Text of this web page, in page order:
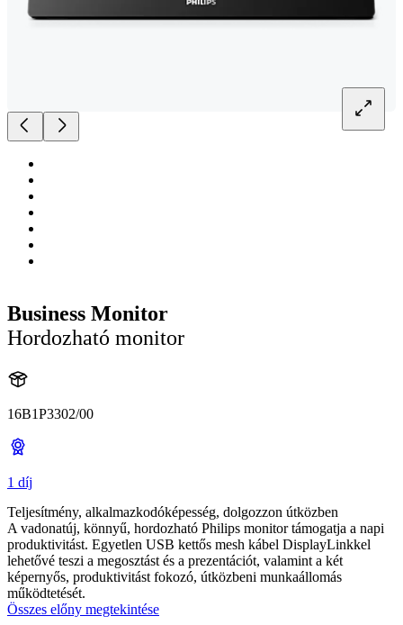
Business Monitor
Hordozható monitor
16B1P3302/00
1 díj
Teljesítmény, alkalmazkodóképesség, dolgozzon útközben
A vadonatúj, könnyű, hordozható Philips monitor támogatja a napi
produktivitást. Egyetlen USB kettős mesh kábel DisplayLinkkel
lehetővé teszi a megosztást és a prezentációt, valamint a két
képernyős, produktivitást fokozó, útközbeni munkaállomás
működtetését.
Összes előny megtekintése